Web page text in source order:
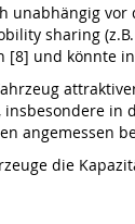
sharing
und könnte
angemessen
die